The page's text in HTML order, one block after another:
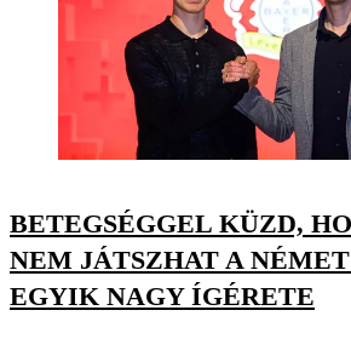
BETEGSÉGGEL KÜZD,
NEM JÁTSZHAT A
EGYIK NAGY ÍGÉRETE